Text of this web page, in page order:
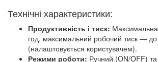
Технічні характеристики:
Продуктивність і тиск:
год, максимальний робочий тиск —
(налаштовується користувачем).
Режими роботи: Ручний (ON/OFF)